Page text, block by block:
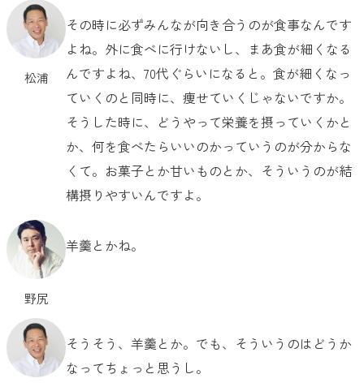
松浦
その時に必ずみんなが向き合うのが食事なんです
よね。外に食べに行けないし、まあ食が細くなる
んですよね、70代ぐらいになると。食が細くなっ
ていくのと同時に、痩せていくじゃないですか。
そうした時に、どうやって栄養を摂っていくかと
か、何を食べたらいいのかっていうのが分からな
くて。お菓子とか甘いものとか、そういうのが結
構摂りやすいんですよ。
野尻
羊羹とかね。
そうそう、羊羹とか。でも、そういうのはどうか
なってちょっと思うし。